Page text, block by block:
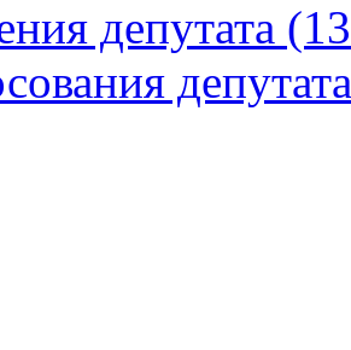
депутата
депутата